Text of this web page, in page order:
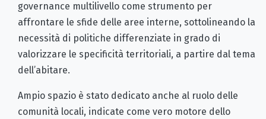
governance multilivello come strumento per
affrontare le sfide delle aree interne, sottolineando la
necessità di politiche differenziate in grado di
valorizzare le specificità territoriali, a partire dal tema
dell’abitare.
Ampio spazio è stato dedicato anche al ruolo delle
comunità locali, indicate come vero motore dello